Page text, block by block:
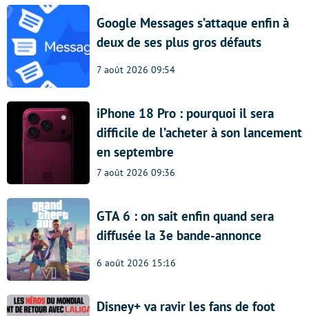
Google Messages s’attaque enfin à
deux de ses plus gros défauts
7 août 2026 09:54
iPhone 18 Pro : pourquoi il sera
difficile de l’acheter à son lancement
en septembre
7 août 2026 09:36
GTA 6 : on sait enfin quand sera
diffusée la 3e bande-annonce
6 août 2026 15:16
Disney+ va ravir les fans de foot